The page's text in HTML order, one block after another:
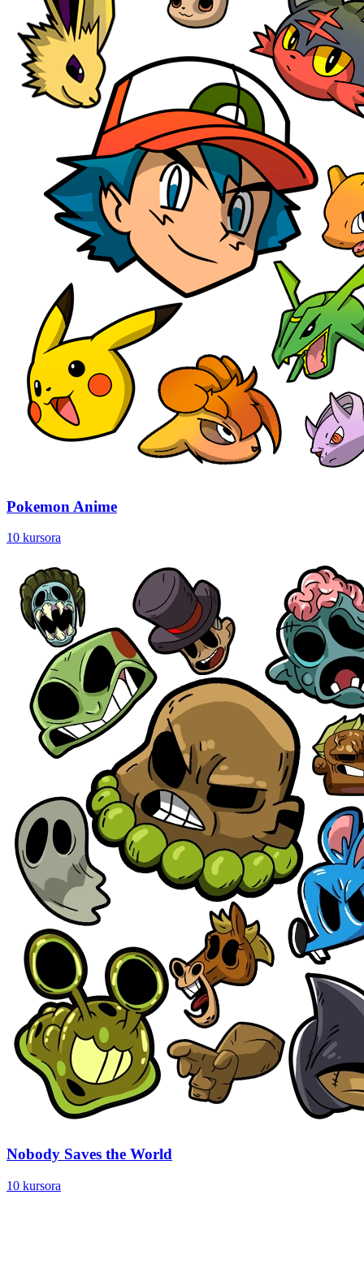
Pokemon Anime
10 kursora
Nobody Saves the World
10 kursora